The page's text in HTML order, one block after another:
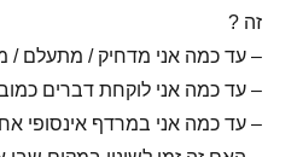
זה ?
– עד כמה אני מדחיק / מתעלם /
– עד כמה אני לוקחת דברים
– עד כמה אני במרדף אינסופי